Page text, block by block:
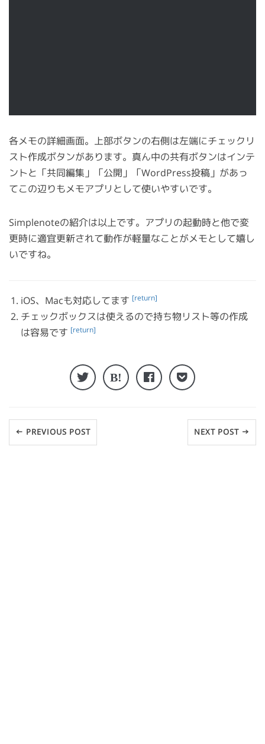
各メモの詳細画面。上部ボタンの右側は左端にチェックリ
スト作成ボタンがあります。真ん中の共有ボタンはインテ
ントと「共同編集」「公開」「WordPress投稿」があっ
てこの辺りもメモアプリとして使いやすいです。
Simplenoteの紹介は以上です。アプリの起動時と他で変
更時に適宜更新されて動作が軽量なことがメモとして嬉し
いですね。
iOS、Macも対応してます [return]
チェックボックスは使えるので持ち物リスト等の作成
は容易です [return]
← PREVIOUS POST NEXT POST →